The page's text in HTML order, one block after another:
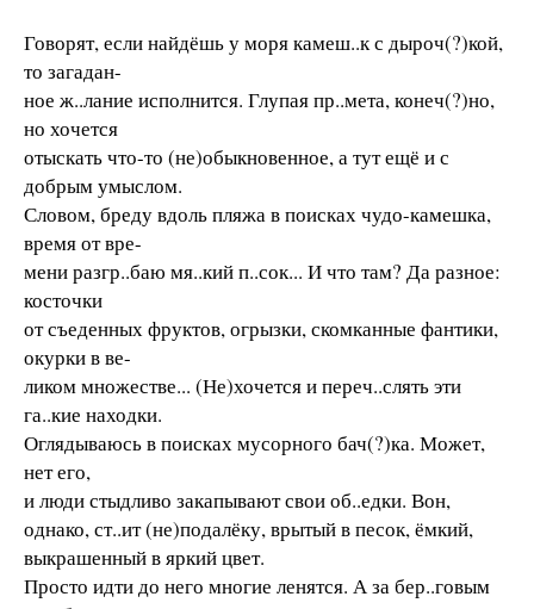
Говорят, если найдёшь у моря камеш..к с дыроч(?)кой,
то загадан-
ное ж..лание исполнится. Глупая пр..мета, конеч(?)но,
но хочется
отыскать что-то (не)обыкновенное, а тут ещё и с
добрым умыслом.
Словом, бреду вдоль пляжа в поисках чудо-камешка,
время от вре-
мени разгр..баю мя..кий п..сок... И что там? Да разное:
косточки
от съеденных фруктов, огрызки, скомканные фантики,
окурки в ве-
ликом множестве... (Не)хочется и переч..слять эти
га..кие находки.
Оглядываюсь в поисках мусорного бач(?)ка. Может,
нет его,
и люди стыдливо закапывают свои об..едки. Вон,
однако, ст..ит (не)подалёку, врытый в песок, ёмкий,
выкрашенный в яркий цвет.
Просто идти до него многие ленятся. А за бер..говым